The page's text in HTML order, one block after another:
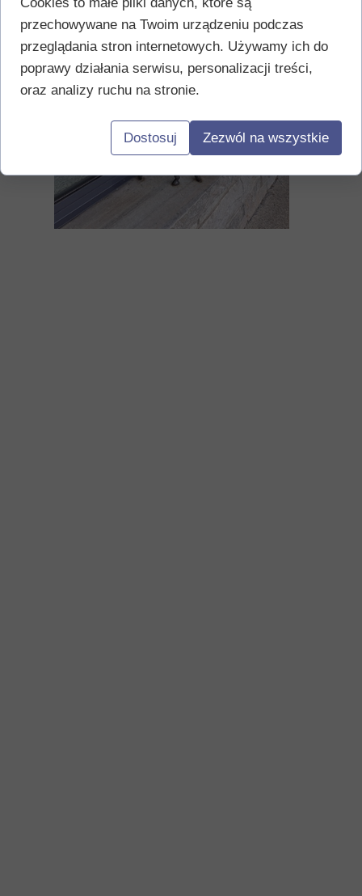
przechowywane na Twoim urządzeniu podczas
przeglądania stron internetowych. Używamy ich do
poprawy działania serwisu, personalizacji treści,
oraz analizy ruchu na stronie.
Dostosuj Zezwól na wszystkie